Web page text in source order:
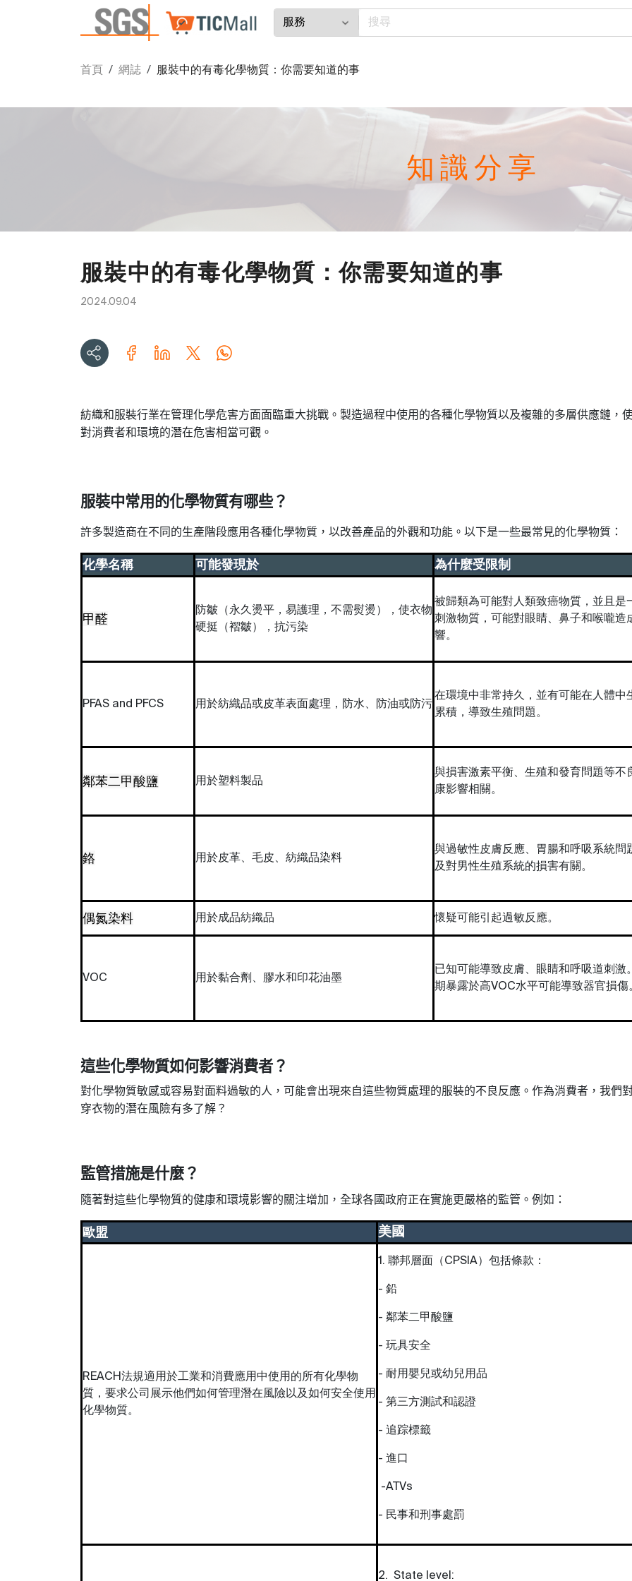
首頁 網誌 服裝中的有毒化學物質：你需要知道的事
知識分享
服裝中的有毒化學物質：你需要知道的事
2024.09.04
紡織和服裝行業在管理化學危害方面面臨重大挑戰。製造過程中使用的各種化學物質以及複雜的多層供應鏈，
對消費者和環境的潛在危害相當可觀 。
服裝中常用的化學物質有哪些？
許多製造商在不同的生產階段應用各種化學物質，以改善產品的外觀和功能。以下是一些最常見的化學物質 ：
化學名稱 可能發現於 為什麼受限制
甲醛
防皺（永久燙平，易護理，不需熨燙），使衣物
硬挺（褶皺），抗污染
被歸類為可能對人類致癌物質，並且是
刺激物質，可能對眼睛、鼻子和喉嚨造
響。
PFAS and PFCS 用於紡織品或皮革表面處理，防水、防油或防污
在環境中非常持久，並有可能在人體中
累積，導致生殖問題。
鄰苯二甲酸鹽 用於塑料製品
與損害激素平衡、生殖和發育問題等不
康影響相關。
鉻 用於皮革、毛皮、紡織品染料
與過敏性皮膚反應、胃腸和呼吸系統問
及對男性生殖系統的損害有關。
偶氮染料 用於成品紡織品 懷疑可能引起過敏反應。
VOC 用於黏合劑、膠水和印花油墨
已知可能導致皮膚、眼睛和呼吸道刺激
期暴露於高VOC水平可能導致器官損傷
這些化學物質如何影響消費者 ？
對化學物質敏感或容易對面料過敏的人，可能會出現來自這些物質處理的服裝的不良反應。作為消費者，我們
穿衣物的潛在風險有多了解 ？
監管措施是什麼 ？
隨著對這些化學物質的健康和環境影響的關注增加，全球各國政府正在實施更嚴格的監管。例如 ：
歐盟 美國
REACH法規適用於工業和消費應用中使用的所有化學物
質，要求公司展示他們如何管理潛在風險以及如何安全使用
化學物質。
1. 聯邦層面（CPSIA）包括條款：
- 鉛
- 鄰苯二甲酸鹽
- 玩具安全
- 耐用嬰兒或幼兒用品
- 第三方測試和認證
- 追踪標籤
- 進口
-ATVs
- 民事和刑事處罰
2. State level: